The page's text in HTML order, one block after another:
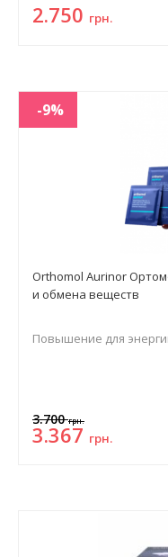
2.750 грн.
-9%
Orthomol Aurinor
и обмена веществ
Повышение для
3.700грн.
3.367 грн.